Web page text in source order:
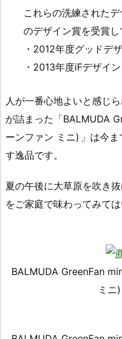
これらの洗練された
のデザイン賞を受賞し
・2012年度グッドデ
・2013年度iFデザイ
人が一番心地よいと感じ
が詰まった「BALMUDA
ーンファン ミニ) 」は今
す逸品です。
夏の午後に大草原を吹き
をご家庭で味わってみては
BALMUDA GreenFan
ミニ